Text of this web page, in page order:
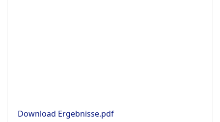
Download Ergebnisse.pdf